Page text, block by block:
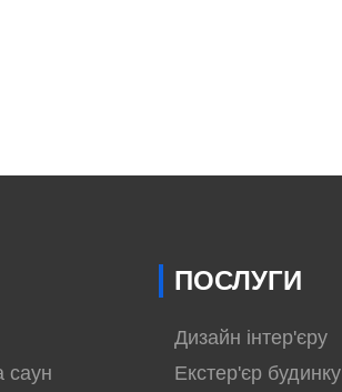
саун
ПОСЛУГИ
Дизайн інтер'єру
Екстер'єр будинку